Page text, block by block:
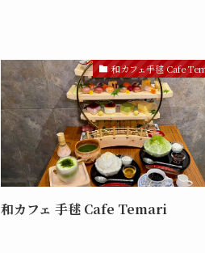
和カフェ手毬 Cafe
和カフェ 手毬 Cafe Temari